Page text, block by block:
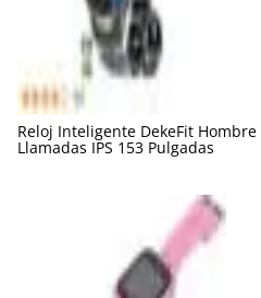
Reloj Inteligente DekeFit Hombre
Llamadas IPS 153 Pulgadas